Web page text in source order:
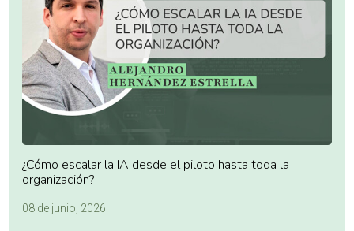
¿Cómo escalar la IA desde el piloto hasta toda la
organización?
08 de junio, 2026